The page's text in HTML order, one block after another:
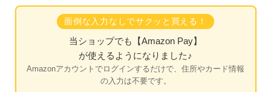
面倒な入力なしでサクッと買える！
当ショップでも
【Amazon Pay】
が使えるようになりました♪
Amazonアカウントでログインするだけで、住所やカード情報
の入力は不要です。